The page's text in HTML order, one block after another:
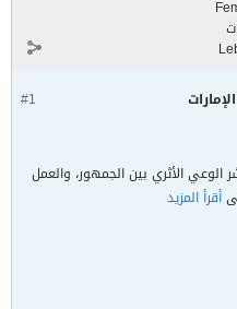
#1
الأثري بين الجمهور، والعمل
أقرأ المزيد